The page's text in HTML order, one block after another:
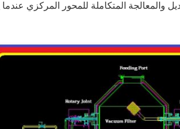
والمعالجة المتكاملة للمحور المركزي عندما